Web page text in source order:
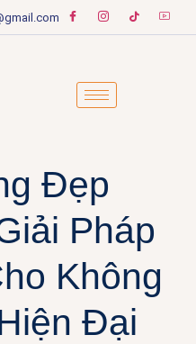
Đẹp
Pháp
Không
Đại